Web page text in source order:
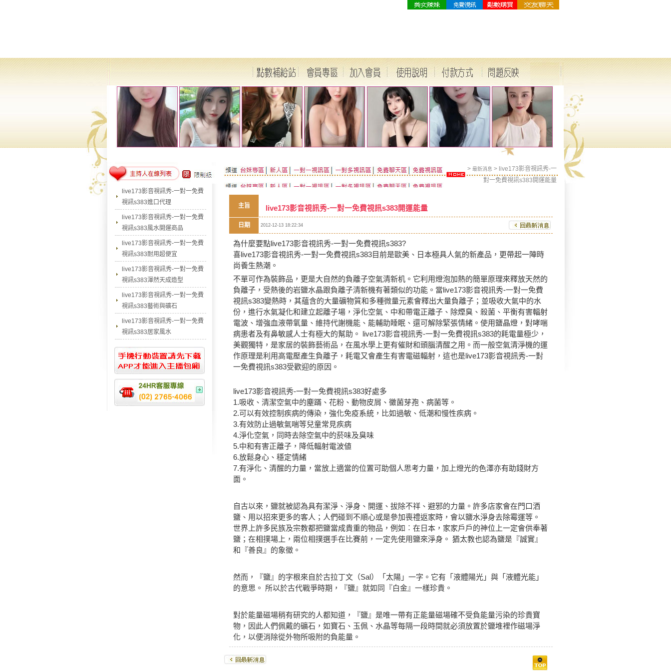
live173影音視訊秀-一對一免費
視訊s383進口代理
live173影音視訊秀-一對一免費
視訊s383風水開運商品
live173影音視訊秀-一對一免費
視訊s383耐用超便宜
live173影音視訊秀-一對一免費
視訊s383渾然天成造型
live173影音視訊秀-一對一免費
視訊s383藝術與礦石
live173影音視訊秀-一對一免費
視訊s383居家風水
> 最新消息 > live173影音視訊秀-一
對一免費視訊s383開運能量
主旨 live173影音視訊秀-一對一免費視訊s383開運能量
日期 2012-12-13 18:22:34
為什麼要點live173影音視訊秀-一對一免費視訊s383?
喜live173影音視訊秀-一對一免費視訊s383目前是歐美、日本極具人氣的新產品，更帶起一陣時
尚養生熱潮。
不單可作為裝飾品，更是大自然的負離子空氣清新机。它利用燈泡加熱的簡單原理來釋放天然的
負離子，受熱後的岩鹽水晶跟負離子清新機有著類似的功能。當live173影音視訊秀-一對一免費
視訊s383變熱時，其蘊含的大量礦物質和多種微量元素會釋出大量負離子；並吸收大氣中的水
份，進行水氣凝化和建立起離子場，淨化空氣、中和帶電正離子、除煙臭、殺菌、平衡有害輻射
電波、增強血液帶氧量、維持代謝機能、能輔助睡眠、還可解除緊張情緒。使用鹽晶燈，對哮喘
病患者及有鼻敏感人士有極大的幫助。 live173影音視訊秀-一對一免費視訊s383的耗電量極少，
美觀獨特，是家居的裝飾藝術品，在風水學上更有催財和頭腦清醒之用。而一般空氣清淨機的運
作原理是利用高電壓產生負離子，耗電又會產生有害電磁輻射，這也是live173影音視訊秀-一對
一免費視訊s383受歡迎的原因。
live173影音視訊秀-一對一免費視訊s383好處多
1.吸收、清潔空氣中的塵蹣、花粉、動物皮屑、黴菌芽孢、病菌等。
2.可以有效控制疾病的傳染，強化免疫系統，比如過敏、低潮和慢性疾病。
3.有效防止過敏氣喘等兒童常見疾病
4.淨化空氣，同時去除空氣中的菸味及臭味
5.中和有害正離子，降低輻射電波値
6.放鬆身心、穩定情緒
7.有淨化、清醒的力量，當放上適當的位置可助個人思考力量，加上燈光的色澤亦有助錢財方
面。
自古以來，鹽就被認為具有潔淨、淨身、開運、拔除不祥、避邪的力量。許多店家會在門口洒
鹽、用以招來更多的客人；人們碰到不順心或是參加喪禮返家時，會以鹽水淨身去除霉運等。
世界上許多民族及宗教都把鹽當成貴重的物品，例如︰在日本，家家戶戶的神位上一定會供奉著
鹽；在相撲場上，兩位相撲選手在比賽前，一定先使用鹽來淨身。 猶太教也認為鹽是『誠實』
和『善良』的象徵。
然而，『鹽』的字根來自於古拉丁文（Sal）「太陽」一字。它有「液體陽光」與「液體光能」
的意思。 所以於古代戰爭時期，『鹽』就如同『白金』一樣珍貴。
對於能量磁場稍有研究的人都知道，『鹽』是唯一帶有正能量磁場確不受負能量污染的珍貴寶
物，因此人們佩戴的礦石，如寶石、玉佩、水晶等每隔一段時間就必須放置於鹽堆裡作磁場淨
化，以便消除從外物所吸附的負能量。